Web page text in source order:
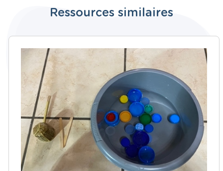
Ressources similaires